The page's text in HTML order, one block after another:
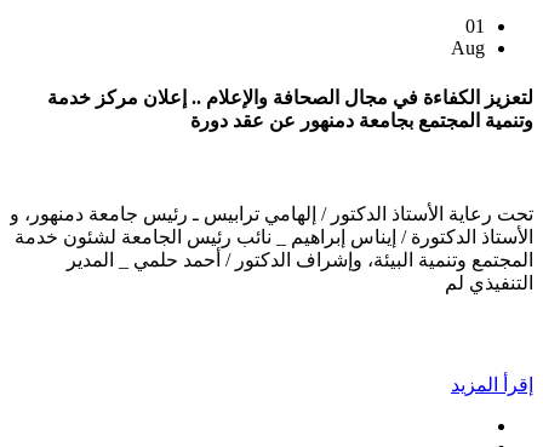
01
Aug
لتعزيز الكفاءة في مجال الصحافة والإعلام .. إعلان مركز خدمة
وتنمية المجتمع بجامعة دمنهور عن عقد دورة
تحت رعاية الأستاذ الدكتور / إلهامي ترابيس ـ رئيس جامعة دمنهور، و
الأستاذ الدكتورة / إيناس إبراهيم _ نائب رئيس الجامعة لشئون خدمة
المجتمع وتنمية البيئة، وإشراف الدكتور / أحمد حلمي _ المدير
التنفيذي لم
إقرأ المزيد